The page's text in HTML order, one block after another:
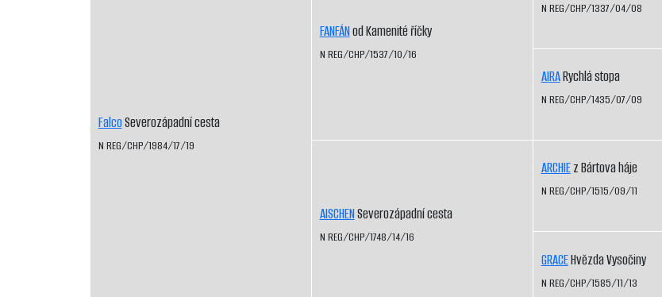
FalcoSeverozápadní cesta
N REG/CHP/1984/17/19
FANFÁNod Kamenité říčky
N REG/CHP/1537/10/16
AISCHENSeverozápadní cesta
N REG/CHP/1748/14/16
N REG/CHP/1337/04/08
AIRARychlá stopa
N REG/CHP/1435/07/09
ARCHIEz Bártova háje
N REG/CHP/1515/09/11
GRACEHvězda Vysočiny
N REG/CHP/1585/11/13